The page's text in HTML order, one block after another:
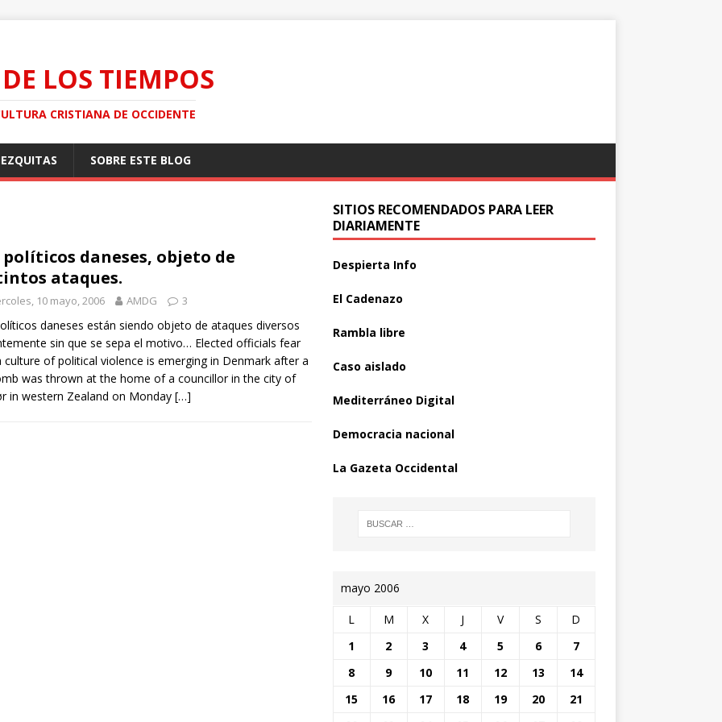
LOS TIEMPOS
CRISTIANA DE OCCIDENTE
SOBRE ESTE BLOG
políticos daneses, objeto de
ataques.
10 mayo, 2006 AMDG 3
daneses están siendo objeto de ataques diversos
sin que se sepa el motivo… Elected officials fear
culture of political violence is emerging in Denmark after a
was thrown at the home of a councillor in the city of
in western Zealand on Monday […]
SITIOS RECOMENDADOS PARA LEER
DIARIAMENTE
Despierta Info
El Cadenazo
Rambla libre
Caso aislado
Mediterráneo Digital
Democracia nacional
La Gazeta Occidental
mayo 2006
L M X J V S D
1 2 3 4 5 6
7
8
9 10 11 12 13
14
15
16 17 18 19 20
21